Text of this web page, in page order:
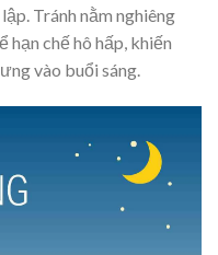
Tránh nằm nghiêng
hạn chế hô hấp, khiến
vào buổi sáng.